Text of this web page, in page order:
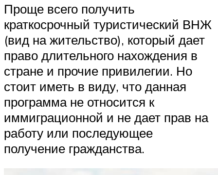
Проще всего получить
краткосрочный туристический ВНЖ
(вид на жительство), который дает
право длительного нахождения в
стране и прочие привилегии. Но
стоит иметь в виду, что данная
программа не относится к
иммиграционной и не дает прав на
работу или последующее
получение гражданства.